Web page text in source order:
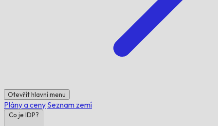
Otevřít hlavní menu
Plány a ceny Seznam zemí
Co je IDP?